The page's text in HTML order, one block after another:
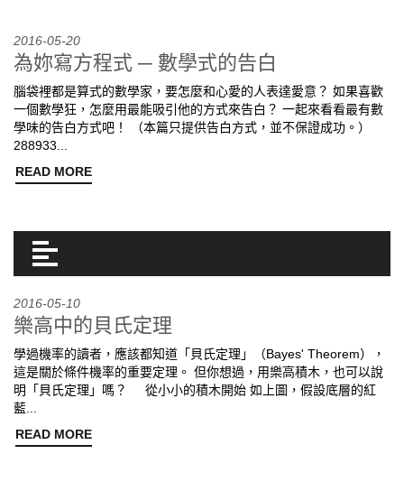
2016-05-20
為妳寫方程式 ─ 數學式的告白
腦袋裡都是算式的數學家，要怎麼和心愛的人表達愛意？ 如果喜歡
一個數學狂，怎麼用最能吸引他的方式來告白？ 一起來看看最有數
學味的告白方式吧！ （本篇只提供告白方式，並不保證成功。）
288933...
READ MORE
2016-05-10
樂高中的貝氏定理
學過機率的讀者，應該都知道「貝氏定理」（Bayes' Theorem），
這是關於條件機率的重要定理。 但你想過，用樂高積木，也可以說
明「貝氏定理」嗎？ 從小小的積木開始 如上圖，假設底層的紅
藍...
READ MORE